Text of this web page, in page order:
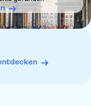
sodass Sie sich
oder Apple-